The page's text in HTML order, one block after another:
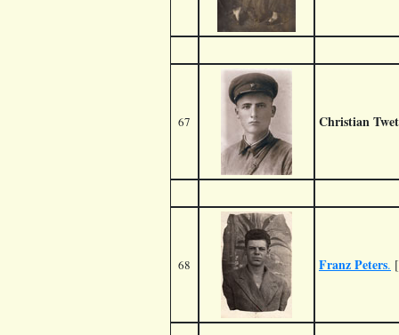
67 Christian
68 Franz Peters.